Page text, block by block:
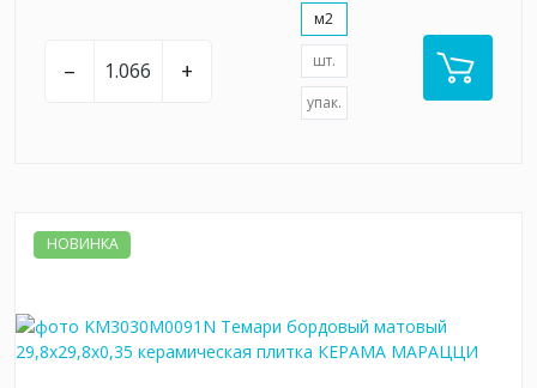
– +
м2
шт.
упак.
НОВИНКА